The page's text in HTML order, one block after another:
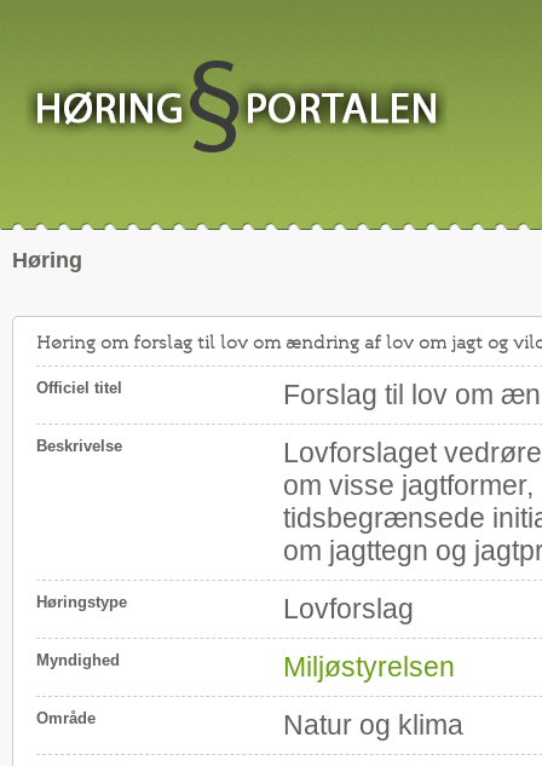
Høring
Høring om forslag til lov om ændring af lov om jagt og
Officiel titel Forslag til lov om
Beskrivelse
Lovforslaget
om visse
tidsbegrænsede
om jagttegn og
Høringstype Lovforslag
Myndighed Miljøstyrelsen
Område Natur og klima